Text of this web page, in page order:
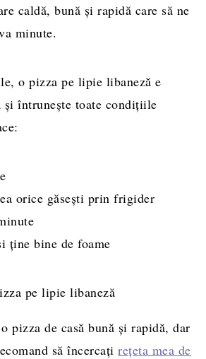
caldă, bună și rapidă care să ne
minute.
o pizza pe lipie libaneză e
și întrunește toate condițiile
orice găsești prin frigider
ține bine de foame
pizza de casă bună și rapidă, dar
să încercațirețeta mea de